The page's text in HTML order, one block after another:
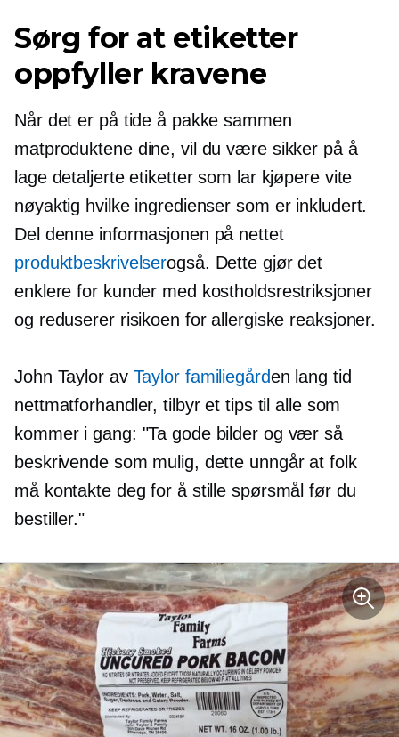
Sørg for at etiketter
oppfyller kravene
Når det er på tide å pakke sammen
matproduktene dine, vil du være sikker på å
lage detaljerte etiketter som lar kjøpere vite
nøyaktig hvilke ingredienser som er inkludert.
Del denne informasjonen på nettet
produktbeskrivelserogså. Dette gjør det
enklere for kunder med kostholdsrestriksjoner
og reduserer risikoen for allergiske reaksjoner.
John Taylor av Taylor familiegården lang tid
nettmatforhandler, tilbyr et tips til alle som
kommer i gang: "Ta gode bilder og vær så
beskrivende som mulig, dette unngår at folk
må kontakte deg for å stille spørsmål før du
bestiller."